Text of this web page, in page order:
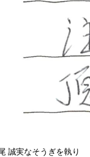
誠実なそうぎを執り